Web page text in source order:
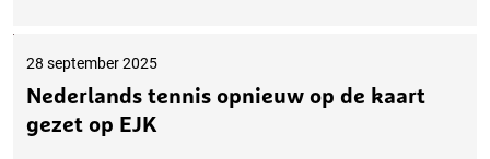
28 september 2025
Nederlands tennis opnieuw op de kaart
gezet op EJK